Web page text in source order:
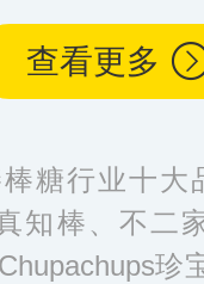
查看更多
棒糖行业十
知棒、不二
珍